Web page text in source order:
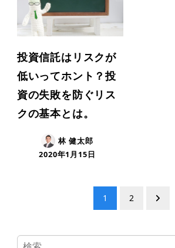
投資信託はリスクが
低いってホント？投
資の失敗を防ぐリス
クの基本とは。
林 健太郎
2020年1月15日
1 2
検